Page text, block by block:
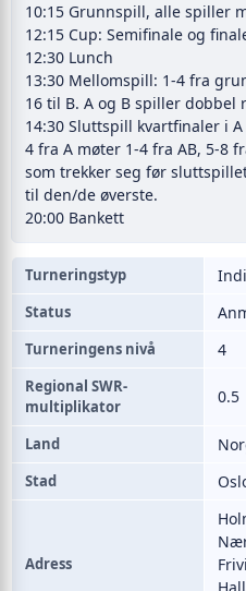
10:15 Grunnspill, alle spiller
12:15 Cup: Semifinale og
12:30 Lunch
13:30 Mellomspill: 1-4 fra
16 til B. A og B spiller
14:30 Sluttspill kvartfinaler i A
4 fra A møter 1-4 fra AB, 5-8
som trekker seg før
til den/de øverste.
20:00 Bankett
Turneringstyp
Status
Turneringens nivå 4
Regional SWR-
multiplikator
0.5
Land
Stad
Adress